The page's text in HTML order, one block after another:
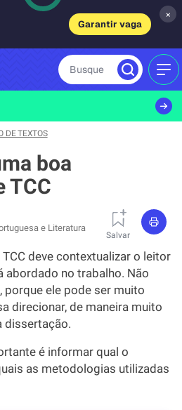
Garantir vaga
×
Busque
DE TEXTOS
boa
TCC
e Literatura
Salvar
deve contextualizar o leitor
abordado no trabalho. Não
porque ele pode ser muito
direcionar, de maneira muito
dissertação.
é informar qual o
as metodologias utilizadas